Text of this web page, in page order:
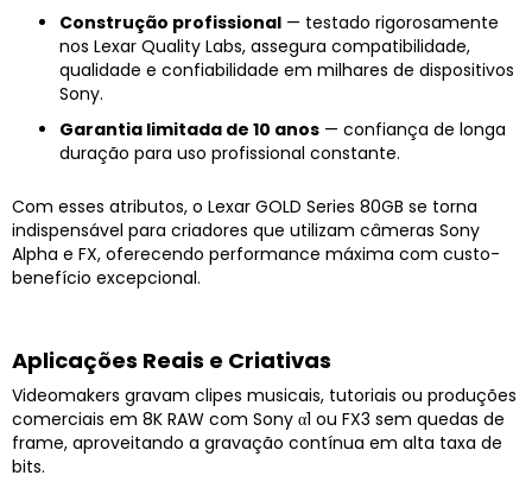
Construção profissional — testado rigorosamente
nos Lexar Quality Labs, assegura compatibilidade,
qualidade e confiabilidade em milhares de dispositivos
Sony.
Garantia limitada de 10 anos — confiança de longa
duração para uso profissional constante.
Com esses atributos, o Lexar GOLD Series 80GB se torna
indispensável para criadores que utilizam câmeras Sony
Alpha e FX, oferecendo performance máxima com custo-
benefício excepcional.
Aplicações Reais e Criativas
Videomakers gravam clipes musicais, tutoriais ou produções
comerciais em 8K RAW com Sony α1 ou FX3 sem quedas de
frame, aproveitando a gravação contínua em alta taxa de
bits.